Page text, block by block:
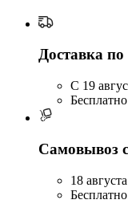
Доставка по
C 19
Бесплатно
Самовывоз
18 августа
Бесплатно